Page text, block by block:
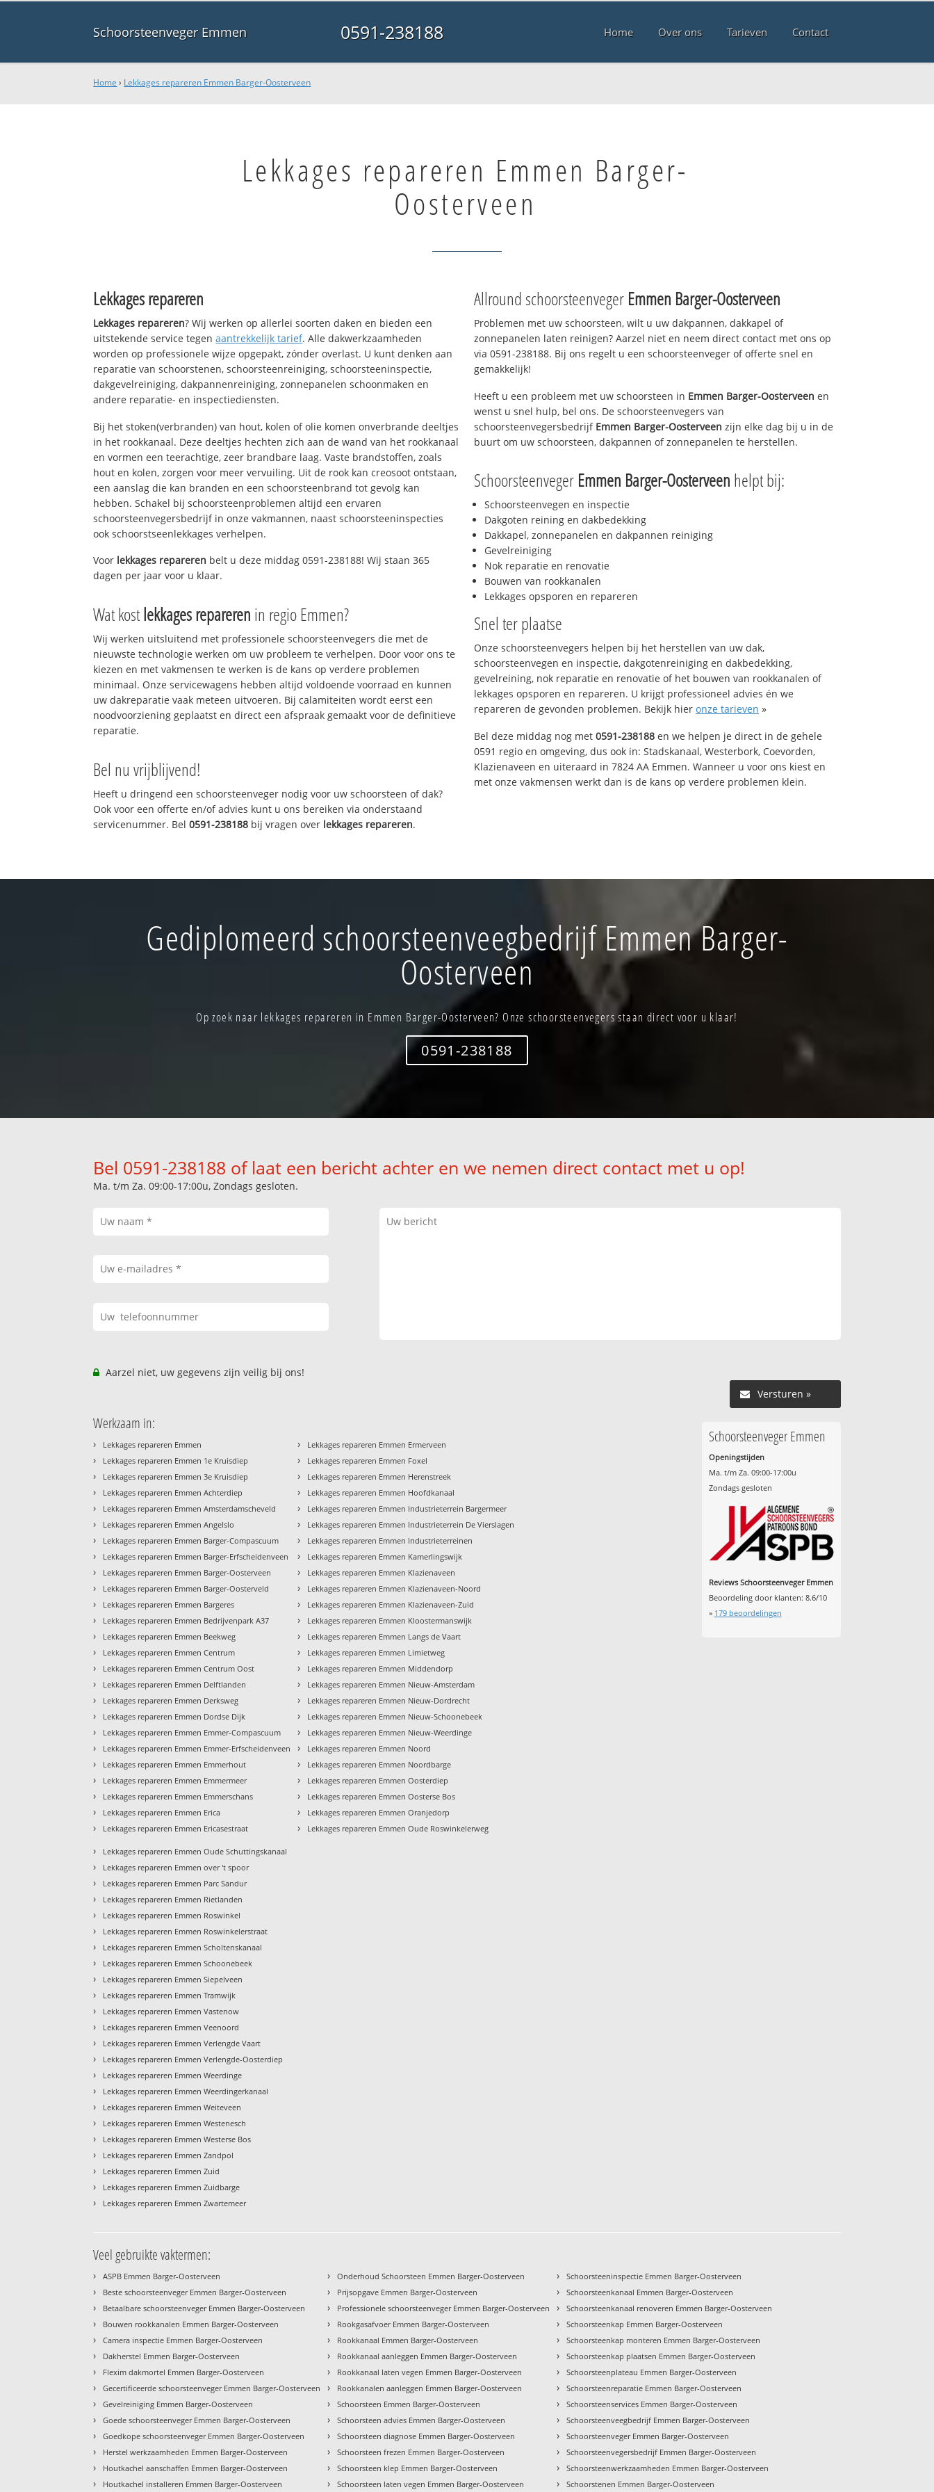
Schoorsteenveger Emmen 0591-238188 Home Over ons Tarieven Contact
Home › Lekkages repareren Emmen Barger-Oosterveen
Lekkages repareren Emmen Barger-
Oosterveen
Lekkages repareren
Lekkages repareren? Wij werken op allerlei soorten daken en bieden een
uitstekende service tegenaantrekkelijk tarief. Alle dakwerkzaamheden
worden op professionele wijze opgepakt, zónder overlast. U kunt denken aan
reparatie van schoorstenen, schoorsteenreiniging, schoorsteeninspectie,
dakgevelreiniging, dakpannenreiniging, zonnepanelen schoonmaken en
andere reparatie- en inspectiediensten.
Bij het stoken(verbranden) van hout, kolen of olie komen onverbrande deeltjes
in het rookkanaal. Deze deeltjes hechten zich aan de wand van het rookkanaal
en vormen een teerachtige, zeer brandbare laag. Vaste brandstoffen, zoals
hout en kolen, zorgen voor meer vervuiling. Uit de rook kan creosoot ontstaan,
een aanslag die kan branden en een schoorsteenbrand tot gevolg kan
hebben. Schakel bij schoorsteenproblemen altijd een ervaren
schoorsteenvegersbedrijf in onze vakmannen, naast schoorsteeninspecties
ook schoorstseenlekkages verhelpen.
Voor lekkages repareren belt u deze middag 0591-238188! Wij staan 365
dagen per jaar voor u klaar.
Wat kostlekkages repareren in regio Emmen?
Wij werken uitsluitend met professionele schoorsteenvegers die met de
nieuwste technologie werken om uw probleem te verhelpen. Door voor ons te
kiezen en met vakmensen te werken is de kans op verdere problemen
minimaal. Onze servicewagens hebben altijd voldoende voorraad en kunnen
uw dakreparatie vaak meteen uitvoeren. Bij calamiteiten wordt eerst een
noodvoorziening geplaatst en direct een afspraak gemaakt voor de definitieve
reparatie.
Bel nu vrijblijvend!
Heeft u dringend een schoorsteenveger nodig voor uw schoorsteen of dak?
Ook voor een offerte en/of advies kunt u ons bereiken via onderstaand
servicenummer. Bel0591-238188 bij vragen over lekkages repareren.
Allround schoorsteenveger Emmen Barger-Oosterveen
Problemen met uw schoorsteen, wilt u uw dakpannen, dakkapel of
zonnepanelen laten reinigen? Aarzel niet en neem direct contact met ons op
via 0591-238188. Bij ons regelt u een schoorsteenveger of offerte snel en
gemakkelijk!
Heeft u een probleem met uw schoorsteen in Emmen Barger-Oosterveen en
wenst u snel hulp, bel ons. De schoorsteenvegers van
schoorsteenvegersbedrijf Emmen Barger-Oosterveen zijn elke dag bij u in de
buurt om uw schoorsteen, dakpannen of zonnepanelen te herstellen.
Schoorsteenveger Emmen Barger-Oosterveen helpt bij:
Schoorsteenvegen en inspectie
Dakgoten reining en dakbedekking
Dakkapel, zonnepanelen en dakpannen reiniging
Gevelreiniging
Nok reparatie en renovatie
Bouwen van rookkanalen
Lekkages opsporen en repareren
Snel ter plaatse
Onze schoorsteenvegers helpen bij het herstellen van uw dak,
schoorsteenvegen en inspectie, dakgotenreiniging en dakbedekking,
gevelreining, nok reparatie en renovatie of het bouwen van rookkanalen of
lekkages opsporen en repareren. U krijgt professioneel advies én we
repareren de gevonden problemen. Bekijk hier onze tarieven »
Bel deze middag nog met 0591-238188 en we helpen je direct in de gehele
0591 regio en omgeving, dus ook in: Stadskanaal, Westerbork, Coevorden,
Klazienaveen en uiteraard in 7824 AA Emmen. Wanneer u voor ons kiest en
met onze vakmensen werkt dan is de kans op verdere problemen klein.
Gediplomeerd schoorsteenveegbedrijf Emmen Barger-
Oosterveen
Op zoek naar lekkages repareren in Emmen Barger-Oosterveen? Onze schoorsteenvegers staan direct voor u klaar!
0591-238188
Bel 0591-238188 of laat een bericht achter en we nemen direct contact met u op!
Ma. t/m Za. 09:00-17:00u, Zondags gesloten.
Aarzel niet, uw gegevens zijn veilig bij ons!
Versturen »
Werkzaam in:
› Lekkages repareren Emmen
› Lekkages repareren Emmen 1e Kruisdiep
› Lekkages repareren Emmen 3e Kruisdiep
› Lekkages repareren Emmen Achterdiep
› Lekkages repareren Emmen Amsterdamscheveld
› Lekkages repareren Emmen Angelslo
› Lekkages repareren Emmen Barger-Compascuum
› Lekkages repareren Emmen Barger-Erfscheidenveen
› Lekkages repareren Emmen Barger-Oosterveen
› Lekkages repareren Emmen Barger-Oosterveld
› Lekkages repareren Emmen Bargeres
› Lekkages repareren Emmen Bedrijvenpark A37
› Lekkages repareren Emmen Beekweg
› Lekkages repareren Emmen Centrum
› Lekkages repareren Emmen Centrum Oost
› Lekkages repareren Emmen Delftlanden
› Lekkages repareren Emmen Derksweg
› Lekkages repareren Emmen Dordse Dijk
› Lekkages repareren Emmen Emmer-Compascuum
› Lekkages repareren Emmen Emmer-Erfscheidenveen
› Lekkages repareren Emmen Emmerhout
› Lekkages repareren Emmen Emmermeer
› Lekkages repareren Emmen Emmerschans
› Lekkages repareren Emmen Erica
› Lekkages repareren Emmen Ericasestraat
› Lekkages repareren Emmen Ermerveen
› Lekkages repareren Emmen Foxel
› Lekkages repareren Emmen Herenstreek
› Lekkages repareren Emmen Hoofdkanaal
› Lekkages repareren Emmen Industrieterrein Bargermeer
› Lekkages repareren Emmen Industrieterrein De Vierslagen
› Lekkages repareren Emmen Industrieterreinen
› Lekkages repareren Emmen Kamerlingswijk
› Lekkages repareren Emmen Klazienaveen
› Lekkages repareren Emmen Klazienaveen-Noord
› Lekkages repareren Emmen Klazienaveen-Zuid
› Lekkages repareren Emmen Kloostermanswijk
› Lekkages repareren Emmen Langs de Vaart
› Lekkages repareren Emmen Limietweg
› Lekkages repareren Emmen Middendorp
› Lekkages repareren Emmen Nieuw-Amsterdam
› Lekkages repareren Emmen Nieuw-Dordrecht
› Lekkages repareren Emmen Nieuw-Schoonebeek
› Lekkages repareren Emmen Nieuw-Weerdinge
› Lekkages repareren Emmen Noord
› Lekkages repareren Emmen Noordbarge
› Lekkages repareren Emmen Oosterdiep
› Lekkages repareren Emmen Oosterse Bos
› Lekkages repareren Emmen Oranjedorp
› Lekkages repareren Emmen Oude Roswinkelerweg
› Lekkages repareren Emmen Oude Schuttingskanaal
› Lekkages repareren Emmen over 't spoor
› Lekkages repareren Emmen Parc Sandur
› Lekkages repareren Emmen Rietlanden
› Lekkages repareren Emmen Roswinkel
› Lekkages repareren Emmen Roswinkelerstraat
› Lekkages repareren Emmen Scholtenskanaal
› Lekkages repareren Emmen Schoonebeek
› Lekkages repareren Emmen Siepelveen
› Lekkages repareren Emmen Tramwijk
› Lekkages repareren Emmen Vastenow
› Lekkages repareren Emmen Veenoord
› Lekkages repareren Emmen Verlengde Vaart
› Lekkages repareren Emmen Verlengde-Oosterdiep
› Lekkages repareren Emmen Weerdinge
› Lekkages repareren Emmen Weerdingerkanaal
› Lekkages repareren Emmen Weiteveen
› Lekkages repareren Emmen Westenesch
› Lekkages repareren Emmen Westerse Bos
› Lekkages repareren Emmen Zandpol
› Lekkages repareren Emmen Zuid
› Lekkages repareren Emmen Zuidbarge
› Lekkages repareren Emmen Zwartemeer
Schoorsteenveger Emmen
Openingstijden
Ma. t/m Za. 09:00-17:00u
Zondags gesloten
Reviews Schoorsteenveger Emmen
Beoordeling door klanten: 8.6/10
» 179beoordelingen
Veel gebruikte vaktermen:
› ASPB Emmen Barger-Oosterveen
› Beste schoorsteenveger Emmen Barger-Oosterveen
› Betaalbare schoorsteenveger Emmen Barger-Oosterveen
› Bouwen rookkanalen Emmen Barger-Oosterveen
› Camera inspectie Emmen Barger-Oosterveen
› Dakherstel Emmen Barger-Oosterveen
› Flexim dakmortel Emmen Barger-Oosterveen
› Gecertificeerde schoorsteenveger Emmen Barger-Oosterveen
› Gevelreiniging Emmen Barger-Oosterveen
› Goede schoorsteenveger Emmen Barger-Oosterveen
› Goedkope schoorsteenveger Emmen Barger-Oosterveen
› Herstel werkzaamheden Emmen Barger-Oosterveen
› Houtkachel aanschaffen Emmen Barger-Oosterveen
› Houtkachel installeren Emmen Barger-Oosterveen
› Onderhoud Schoorsteen Emmen Barger-Oosterveen
› Prijsopgave Emmen Barger-Oosterveen
› Professionele schoorsteenveger Emmen Barger-Oosterveen
› Rookgasafvoer Emmen Barger-Oosterveen
› Rookkanaal Emmen Barger-Oosterveen
› Rookkanaal aanleggen Emmen Barger-Oosterveen
› Rookkanaal laten vegen Emmen Barger-Oosterveen
› Rookkanalen aanleggen Emmen Barger-Oosterveen
› Schoorsteen Emmen Barger-Oosterveen
› Schoorsteen advies Emmen Barger-Oosterveen
› Schoorsteen diagnose Emmen Barger-Oosterveen
› Schoorsteen frezen Emmen Barger-Oosterveen
› Schoorsteen klep Emmen Barger-Oosterveen
› Schoorsteen laten vegen Emmen Barger-Oosterveen
› Schoorsteeninspectie Emmen Barger-Oosterveen
› Schoorsteenkanaal Emmen Barger-Oosterveen
› Schoorsteenkanaal renoveren Emmen Barger-Oosterveen
› Schoorsteenkap Emmen Barger-Oosterveen
› Schoorsteenkap monteren Emmen Barger-Oosterveen
› Schoorsteenkap plaatsen Emmen Barger-Oosterveen
› Schoorsteenplateau Emmen Barger-Oosterveen
› Schoorsteenreparatie Emmen Barger-Oosterveen
› Schoorsteenservices Emmen Barger-Oosterveen
› Schoorsteenveegbedrijf Emmen Barger-Oosterveen
› Schoorsteenveger Emmen Barger-Oosterveen
› Schoorsteenvegersbedrijf Emmen Barger-Oosterveen
› Schoorsteenwerkzaamheden Emmen Barger-Oosterveen
› Schoorstenen Emmen Barger-Oosterveen